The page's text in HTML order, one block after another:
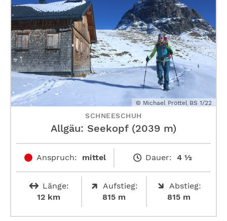
© Michael Pröttel BS 1/22
SCHNEESCHUH
Allgäu: Seekopf (2039 m)
Anspruch: mittel Dauer: 4 ½
Länge:
12 km
Aufstieg:
815 m
Abstieg:
815 m